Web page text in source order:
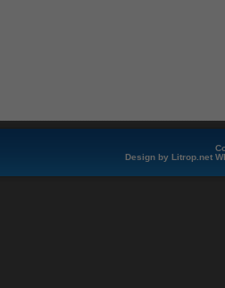
Design by Litrop.net